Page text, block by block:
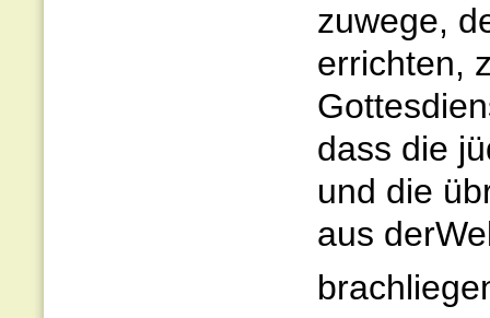
zuwege,
errichten,
dass die
und die
aus